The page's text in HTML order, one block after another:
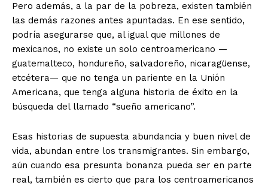
Pero además, a la par de la pobreza, existen también
las demás razones antes apuntadas. En ese sentido,
podría asegurarse que, al igual que millones de
mexicanos, no existe un solo centroamericano —
guatemalteco, hondureño, salvadoreño, nicaragüense,
etcétera— que no tenga un pariente en la Unión
Americana, que tenga alguna historia de éxito en la
búsqueda del llamado “sueño americano”.
Esas historias de supuesta abundancia y buen nivel de
vida, abundan entre los transmigrantes. Sin embargo,
aún cuando esa presunta bonanza pueda ser en parte
real, también es cierto que para los centroamericanos